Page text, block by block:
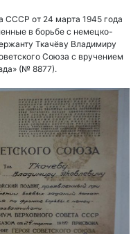
СССР от 24 марта 1945 года
в борьбе с немецко-
Ткачёву Владимиру
Союза с вручением
(№ 8877).